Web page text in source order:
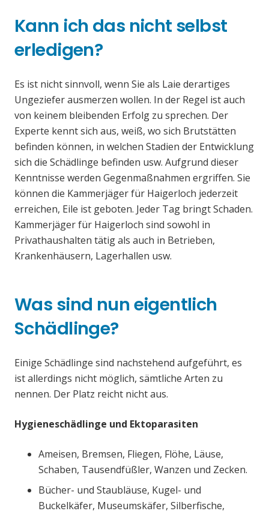
Kann ich das nicht selbst
erledigen?
Es ist nicht sinnvoll, wenn Sie als Laie derartiges
Ungeziefer ausmerzen wollen. In der Regel ist auch
von keinem bleibenden Erfolg zu sprechen. Der
Experte kennt sich aus, weiß, wo sich Brutstätten
befinden können, in welchen Stadien der Entwicklung
sich die Schädlinge befinden usw. Aufgrund dieser
Kenntnisse werden Gegenmaßnahmen ergriffen. Sie
können die Kammerjäger für Haigerloch jederzeit
erreichen, Eile ist geboten. Jeder Tag bringt Schaden.
Kammerjäger für Haigerloch sind sowohl in
Privathaushalten tätig als auch in Betrieben,
Krankenhäusern, Lagerhallen usw.
Was sind nun eigentlich
Schädlinge?
Einige Schädlinge sind nachstehend aufgeführt, es
ist allerdings nicht möglich, sämtliche Arten zu
nennen. Der Platz reicht nicht aus.
Hygieneschädlinge und Ektoparasiten
Ameisen, Bremsen, Fliegen, Flöhe, Läuse,
Schaben, Tausendfüßler, Wanzen und Zecken.
Bücher- und Staubläuse, Kugel- und
Buckelkäfer, Museumskäfer, Silberfische,